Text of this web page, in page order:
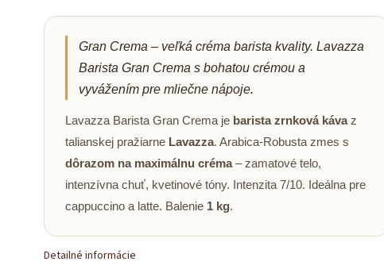
Gran Crema – veľká créma barista kvality. Lavazza
Barista Gran Crema s bohatou crémou a
vyvážením pre mliečne nápoje.
Lavazza Barista Gran Crema je barista zrnková kávaz
talianskej pražiarne Lavazza. Arabica-Robusta zmes s
dôrazom na maximálnu créma– zamatové telo,
intenzívna chuť, kvetinové tóny. Intenzita 7/10. Ideálna pre
cappuccino a latte. Balenie 1 kg.
Detailné informácie